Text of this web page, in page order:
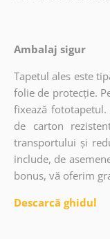
Ambalaj sigur
Tapetul ales este
folie de protecție.
fixează
de carton
transportului și
include, de
bonus, vă oferim
Descarcă ghidul